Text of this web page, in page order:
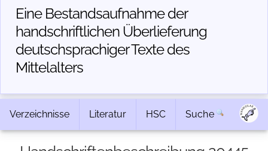
Eine Bestandsaufnahme der
handschriftlichen Über­lieferung
deutschsprachiger Texte des
Mittelalters
Verzeichnisse Literatur HSC Suche